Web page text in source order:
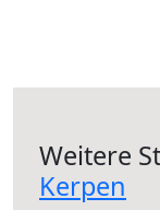
Weitere
Kerpen